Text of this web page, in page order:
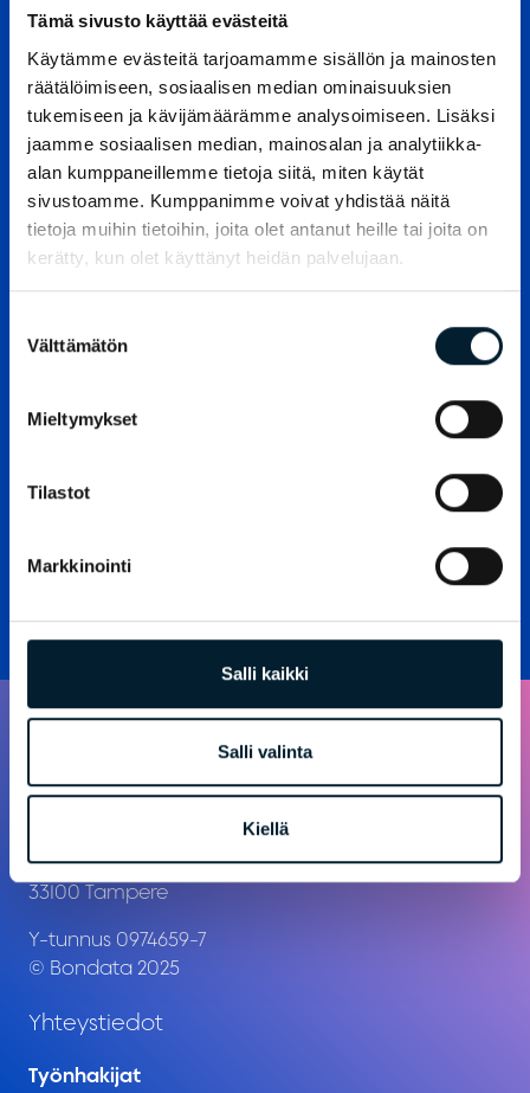
Tämä sivusto käyttää evästeitä
Käytämme evästeitä tarjoamamme sisällön ja mainosten
räätälöimiseen, sosiaalisen median ominaisuuksien
tukemiseen ja kävijämäärämme analysoimiseen. Lisäksi
jaamme sosiaalisen median, mainosalan ja analytiikka-
alan kumppaneillemme tietoja siitä, miten käytät
sivustoamme. Kumppanimme voivat yhdistää näitä
tietoja muihin tietoihin, joita olet antanut heille tai joita on
kerätty, kun olet käyttänyt heidän palvelujaan.
valinta
Välttämätön
Mieltymykset
Tilastot
Markkinointi
Salli kaikki
Salli valinta
Kiellä
Työnhakijan työkalupakki
Työnhaku voi joskus askarruttaa, mutta ei hätää,
olemme täällä sinua varten! Kokosimme
työnhakuvinkit yhteen paikkaan, Työnhakijan
työkalupakkiin, josta löydät apuja kaikkeen
tarvitsemaasi.
Kaipaako CV:si tuunaamista tai puuttuuko se ehkä
kokonaan? Entä mikä onkaan soveltuvuusarviointi?
Kurkkaa Työnhakijan työkalupakkiin ja autamme
sinut alkuun!
TUTUSTU
Åkerlundinkatu 11 D
33100 Tampere
Y-tunnus 0974659-7
© Bondata 2025
Yhteystiedot
Työnhakijat